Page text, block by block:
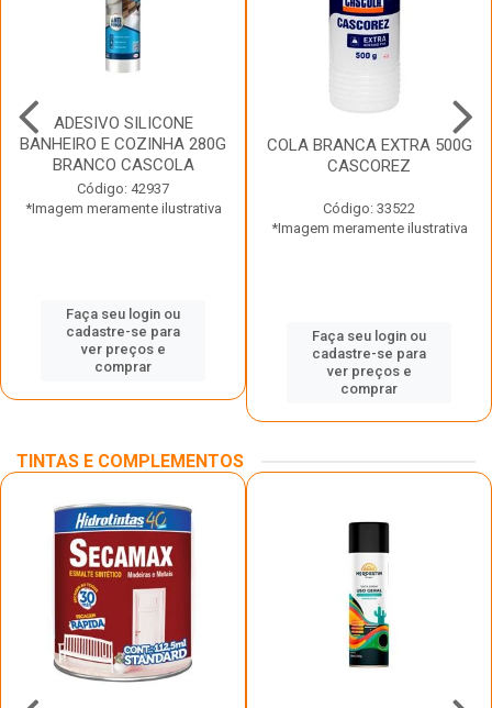
ADESIVO SILICONE
BANHEIRO E COZINHA 280G
BRANCO CASCOLA
Código: 42937
*Imagem meramente ilustrativa
Faça seu login ou
cadastre-se para
ver preços e
comprar
COLA BRANCA EXTRA 500G
CASCOREZ
Código: 33522
*Imagem meramente ilustrativa
Faça seu login ou
cadastre-se para
ver preços e
comprar
TINTAS E COMPLEMENTOS